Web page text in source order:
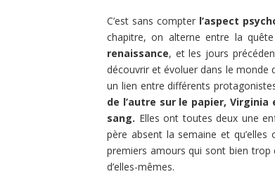
C’est sans compter l’aspect
chapitre, on alterne entre la
renaissance, et les jours
découvrir et évoluer dans le monde
un lien entre différents
de l’autre sur le papier,
sang. Elles ont toutes deux une
père absent la semaine et qu’elles
premiers amours qui sont bien
d’elles-mêmes.